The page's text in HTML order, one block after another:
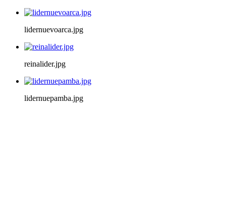
lidernuevoarca.jpg
reinalider.jpg
lidernuepamba.jpg